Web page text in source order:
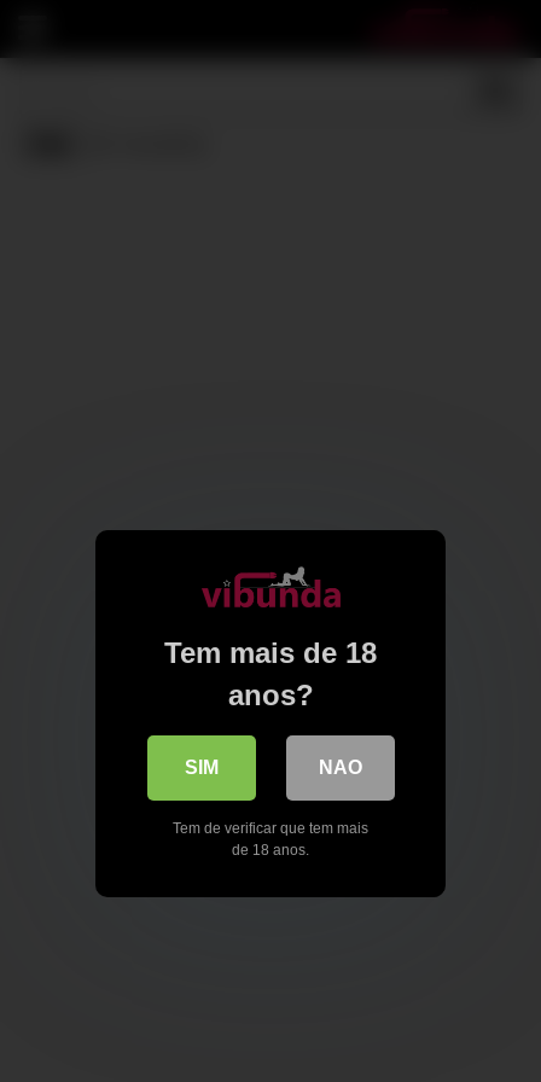
Tem mais de 18
anos?
SIM NAO
Tem de verificar que tem mais
de 18 anos.